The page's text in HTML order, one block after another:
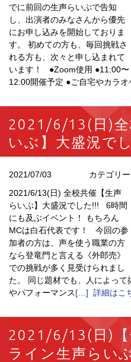
でに前回の生声らいぶで告知
し、出演者のみなさんから優先
にお申し込みを開始しておりま
す。 初めての方も、毎回挑戦さ
れる方も、次々と申し込まれて
います！ ●Zoom使用 ●11:00〜
12:00開催予定 ●ご自宅やカラオ
2021/6/13(日)全
いぶ】大盛況で
2021/07/03 カテゴリ
2021/6/13(日) 全校共催【生声
らいぶ】大盛況でした!!! 6時間
にも及ぶイベント！ もちろん
MCは白石代表です！ 今回の参
加者の方は、声を使う職業の方
なら登竜門と言える《外郎売》
での挑戦が多く見受けられまし
た。 同じ題材でも、人によっ
やパフォーマンス[…] 詳細はこ
2021/6/13(日)
ライン生声らいぶ